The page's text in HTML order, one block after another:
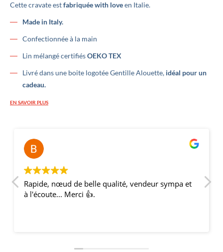
Cette cravate estfabriquée with loveen Italie.
Made in Italy.
Confectionnée à la main
Lin mélangé certifiésOEKO TEX
Livré dans une boite logotée Gentille Alouette, idéal pour un
cadeau.
EN SAVOIR PLUS
Bernard Thery
il y a 2 ans
et
Une très belle offre de nœuds papillons, la
qualité est au rendez-vous, c'est bien du made
comme ça !